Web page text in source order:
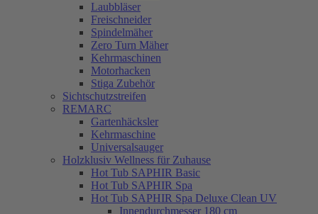
Laubbläser
Freischneider
Spindelmäher
Zero Turn Mäher
Kehrmaschinen
Motorhacken
Stiga Zubehör
Sichtschutzstreifen
REMARC
Gartenhäcksler
Kehrmaschine
Universalsauger
Holzklusiv Wellness für Zuhause
Hot Tub SAPHIR Basic
Hot Tub SAPHIR Spa
Hot Tub SAPHIR Spa Deluxe Clean UV
Innendurchmesser 180 cm